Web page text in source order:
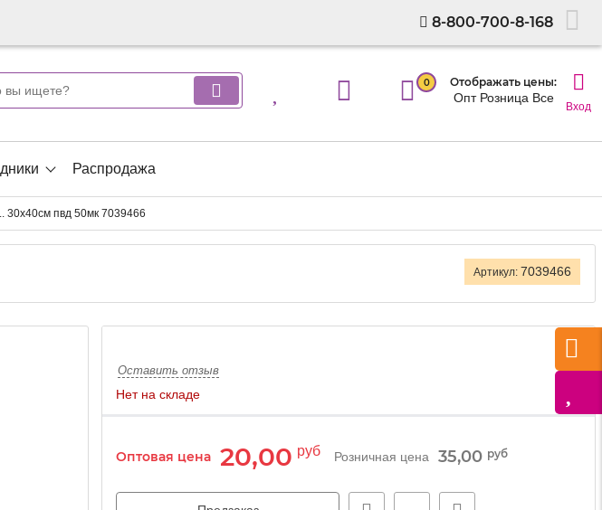
8-800-700-8-168
0 Отображать цены:
Опт Розница Все
Вход
Распродажа
30х40см пвд 50мк 7039466
Артикул: 7039466
Оставить отзыв
Нет на складе
Оптовая цена 20,00 руб Розничная цена 35,00 руб